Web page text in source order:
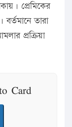
প্রেমিকের
বর্তমানে তারা
প্রক্রিয়া
Card